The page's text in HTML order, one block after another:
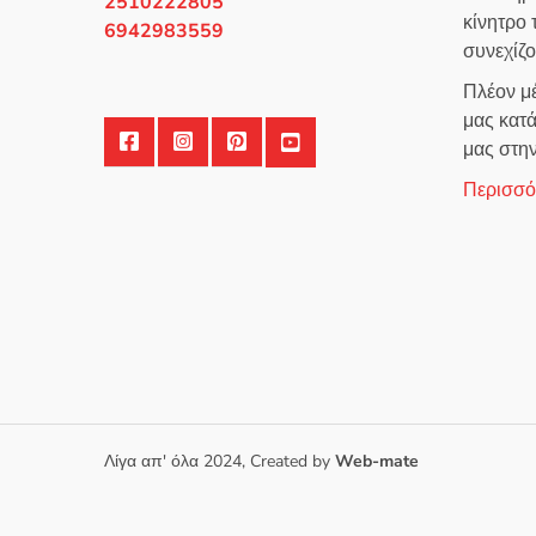
6942983559
Πλέον
μας
μας
Λίγα απ' όλα 2024, Created by Web-mate